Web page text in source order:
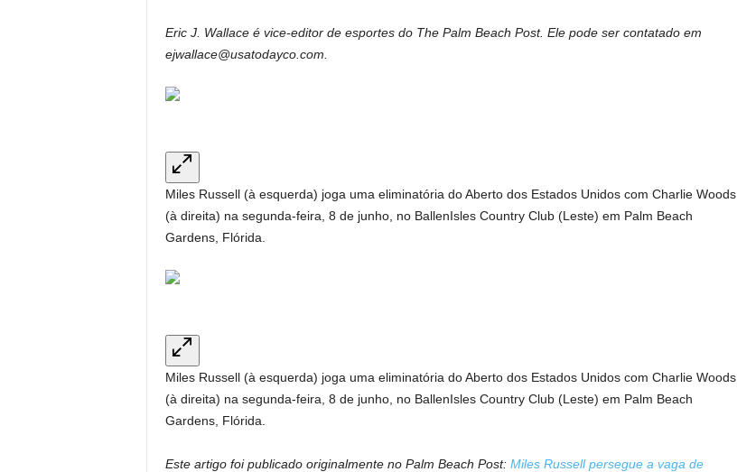
Eric J. Wallace é vice-editor de esportes do The Palm Beach Post. Ele pode ser contatado em
ejwallace@usatodayco.com.
Miles Russell (à esquerda) joga uma eliminatória do Aberto dos Estados Unidos com Charlie Woods
(à direita) na segunda-feira, 8 de junho, no BallenIsles Country Club (Leste) em Palm Beach
Gardens, Flórida.
Miles Russell (à esquerda) joga uma eliminatória do Aberto dos Estados Unidos com Charlie Woods
(à direita) na segunda-feira, 8 de junho, no BallenIsles Country Club (Leste) em Palm Beach
Gardens, Flórida.
Este artigo foi publicado originalmente no Palm Beach Post: Miles Russell persegue a vaga de